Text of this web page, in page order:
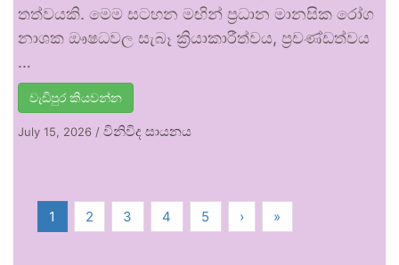
තත්වයකි. මෙම සටහන මඟින් ප්‍රධාන මානසික රෝග
නාශක ඖෂධවල සැබෑ ක්‍රියාකාරීත්වය, ප්‍රචණ්ඩත්වය
…
වැඩිපුර කියවන්න
July 15, 2026 / විනිවිද සායනය
1 2 3 4 5 › »